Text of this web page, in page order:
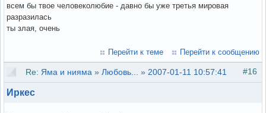
всем бы твое человеколюбие - давно бы уже третья мировая
разразилась
ты злая, очень
Перейти к теме Перейти к сообщению
#16
Re: Яма и нияма » Любовь... » 2007-01-11 10:57:41
Иркес